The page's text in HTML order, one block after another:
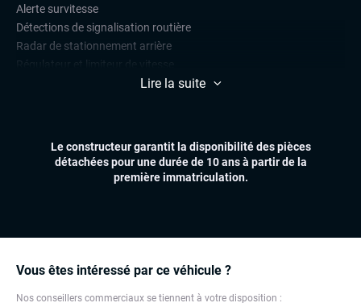
Vous êtes intéressé par ce véhicule ?
Nos conseillers commerciaux se tiennent à votre disposition :
Alerte survitesse
Détections de signalisation routière
Radar de stationnement arrière
Sièges chauffants
Volant multifonctions
Ordinateur de bord
Prises auxiliaires
Lire la suite
Le constructeur garantit la disponibilité des pièces
détachées pour une durée de 10 ans à partir de la
première immatriculation.